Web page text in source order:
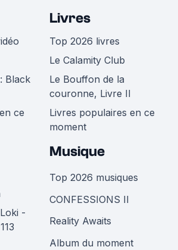
Black
ce
Livres
Top 2026 livres
Le Calamity Club
Le Bouffon de la
couronne, Livre II
Livres populaires en ce
moment
-
Musique
Top 2026 musiques
CONFESSIONS II
Reality Awaits
Album du moment